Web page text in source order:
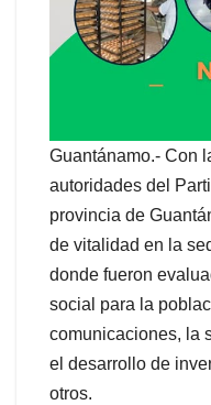
Guantánamo.- Con
autoridades del
provincia de
de vitalidad en la
donde fueron
social para la
comunicaciones, la
el desarrollo de
otros.